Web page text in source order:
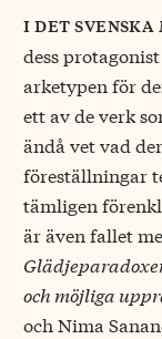
idet
dess
arketypen för
ett av de verk
ändå vet vad
föreställningar
tämligen
är även fallet
och möjliga
och Nima